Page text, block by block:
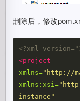
删除后，修改
<?xml
<project
xmlns="http://
xmlns:xsi=
instance"